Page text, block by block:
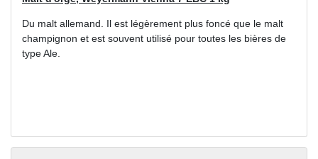
Du malt allemand. Il est légèrement plus foncé que le malt
champignon et est souvent utilisé pour toutes les bières de
type Ale.